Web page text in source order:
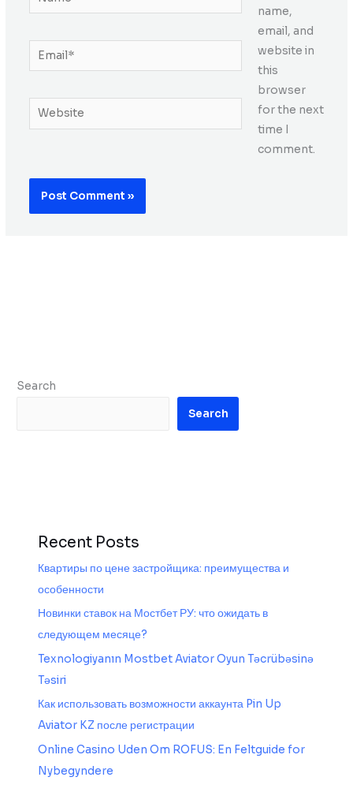
Email*
Website
name,
email, and
website in
this
browser
for the next
time I
comment.
Search
Search
Recent Posts
Квартиры по цене застройщика: преимущества и
особенности
Новинки ставок на Мостбет РУ: что ожидать в
следующем месяце?
Texnologiyanın Mostbet Aviator Oyun Təcrübəsinə
Təsiri
Как использовать возможности аккаунта Pin Up
Aviator KZ после регистрации
Online Casino Uden Om ROFUS: En Feltguide for
Nybegyndere